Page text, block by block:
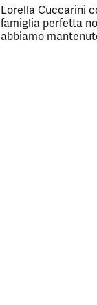
Lorella Cuccarini
famiglia perfetta
abbiamo